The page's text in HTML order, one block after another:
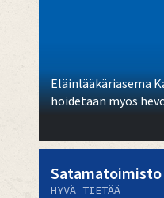
Eläinlääkäriasema
hoidetaan myös
Satamatoimisto
HYVÄ TIETÄÄ